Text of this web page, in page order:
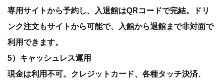
専用サイトから予約し、入退館はQRコードで完結。ドリ
ンク注文もサイトから可能で、入館から退館まで非対面で
利用できます。
5）キャッシュレス運用
現金は利用不可。クレジットカード、各種タッチ決済、